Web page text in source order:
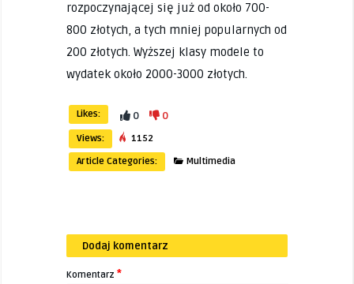
rozpoczynającej się już od około 700-
800 złotych, a tych mniej popularnych od
200 złotych. Wyższej klasy modele to
wydatek około 2000-3000 złotych.
Likes: 0 0
Views:
1152
Article Categories:
Multimedia
Dodaj komentarz
Komentarz *